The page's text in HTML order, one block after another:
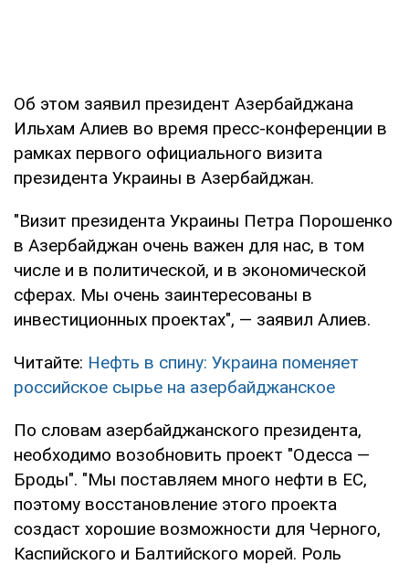
Об этом заявил президент Азербайджана
Ильхам Алиев во время пресс-конференции в
рамках первого официального визита
президента Украины в Азербайджан.
"Визит президента Украины Петра Порошенко
в Азербайджан очень важен для нас, в том
числе и в политической, и в экономической
сферах. Мы очень заинтересованы в
инвестиционных проектах", — заявил Алиев.
Читайте: Нефть в спину: Украина поменяет
российское сырье на азербайджанское
По словам азербайджанского президента,
необходимо возобновить проект "Одесса —
Броды". "Мы поставляем много нефти в ЕС,
поэтому восстановление этого проекта
создаст хорошие возможности для Черного,
Каспийского и Балтийского морей. Роль